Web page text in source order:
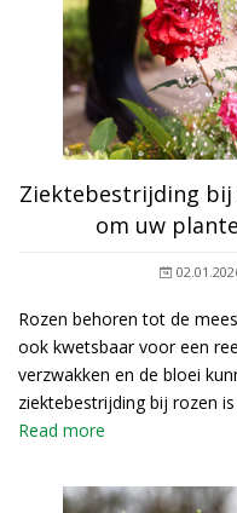
Ziektebestrijding bij
om uw
Rozen behoren tot de
ook kwetsbaar voor een
verzwakken en de bloei
ziektebestrijding bij rozen
Read more